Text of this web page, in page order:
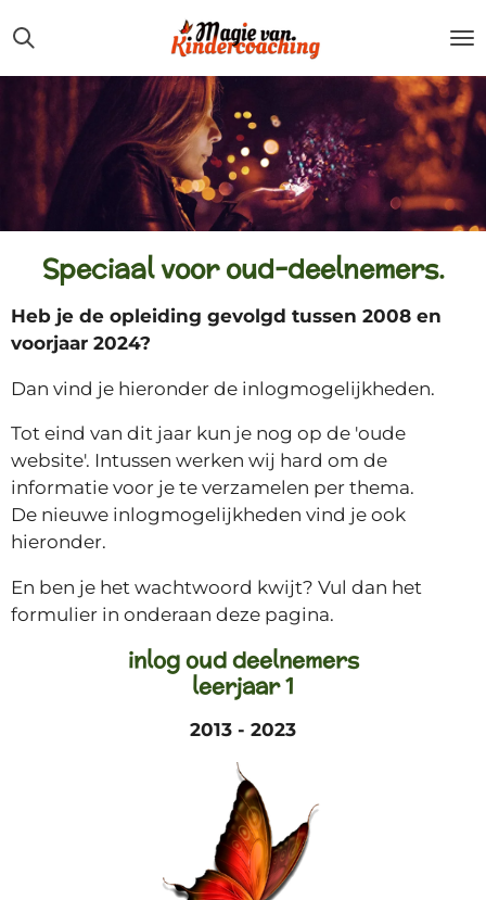
Ga
direct
naar
hoofdinhoud
Speciaal voor oud-deelnemers.
Heb je de opleiding gevolgd tussen 2008 en
voorjaar 2024?
Dan vind je hieronder de inlogmogelijkheden.
Tot eind van dit jaar kun je nog op de 'oude
website'. Intussen werken wij hard om de
informatie voor je te verzamelen per thema.
De nieuwe inlogmogelijkheden vind je ook
hieronder.
En ben je het wachtwoord kwijt? Vul dan het
formulier in onderaan deze pagina.
inlog oud deelnemers
leerjaar 1
2013 - 2023